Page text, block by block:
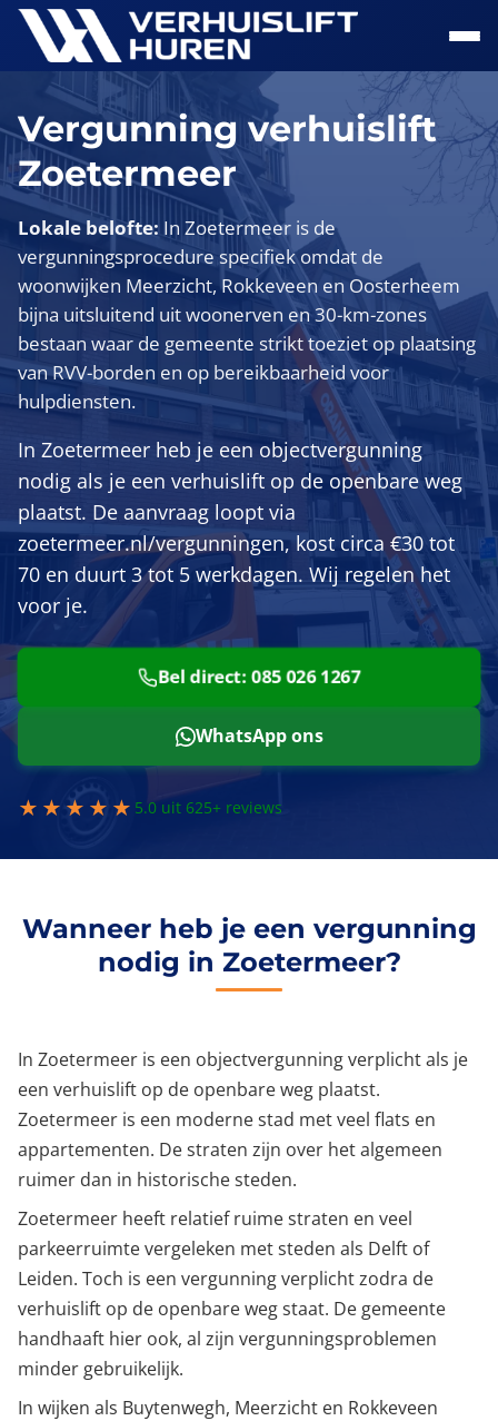
Naar hoofdinhoud
Vergunning verhuislift
Zoetermeer
Lokale belofte: In Zoetermeer is de
vergunningsprocedure specifiek omdat de
woonwijken Meerzicht, Rokkeveen en Oosterheem
bijna uitsluitend uit woonerven en 30-km-zones
bestaan waar de gemeente strikt toeziet op plaatsing
van RVV-borden en op bereikbaarheid voor
hulpdiensten.
In Zoetermeer heb je een objectvergunning
nodig als je een verhuislift op de openbare weg
plaatst. De aanvraag loopt via
zoetermeer.nl/vergunningen, kost circa €30 tot
70 en duurt 3 tot 5 werkdagen. Wij regelen het
voor je.
Bel direct: 085 026 1267
WhatsApp ons
★★★★★ 5.0 uit 625+ reviews
Wanneer heb je een vergunning
nodig in Zoetermeer?
In Zoetermeer is een objectvergunning verplicht als je
een verhuislift op de openbare weg plaatst.
Zoetermeer is een moderne stad met veel flats en
appartementen. De straten zijn over het algemeen
ruimer dan in historische steden.
Zoetermeer heeft relatief ruime straten en veel
parkeerruimte vergeleken met steden als Delft of
Leiden. Toch is een vergunning verplicht zodra de
verhuislift op de openbare weg staat. De gemeente
handhaaft hier ook, al zijn vergunningsproblemen
minder gebruikelijk.
In wijken als Buytenwegh, Meerzicht en Rokkeveen